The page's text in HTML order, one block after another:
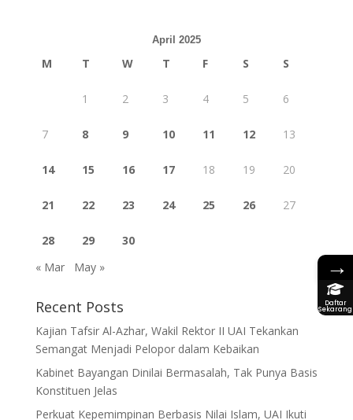
April 2025
M T W T F S S
1 2 3 4 5 6
7 8 9 10 11 12 13
14 15 16 17 18 19 20
21 22 23 24 25 26 27
28 29
30
« Mar
May »
Recent Posts
Kajian Tafsir Al-Azhar, Wakil Rektor II UAI Tekankan
Semangat Menjadi Pelopor dalam Kebaikan
Kabinet Bayangan Dinilai Bermasalah, Tak Punya Basis
Konstituen Jelas
Perkuat Kepemimpinan Berbasis Nilai Islam, UAI Ikuti
→
Daftar
Sekarang